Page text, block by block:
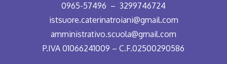
0965-57496 – 3299746724
istsuore.caterinatroiani@gmail.com
amministrativo.scuola@gmail.com
P.IVA 01066241009 – C.F.02500290586